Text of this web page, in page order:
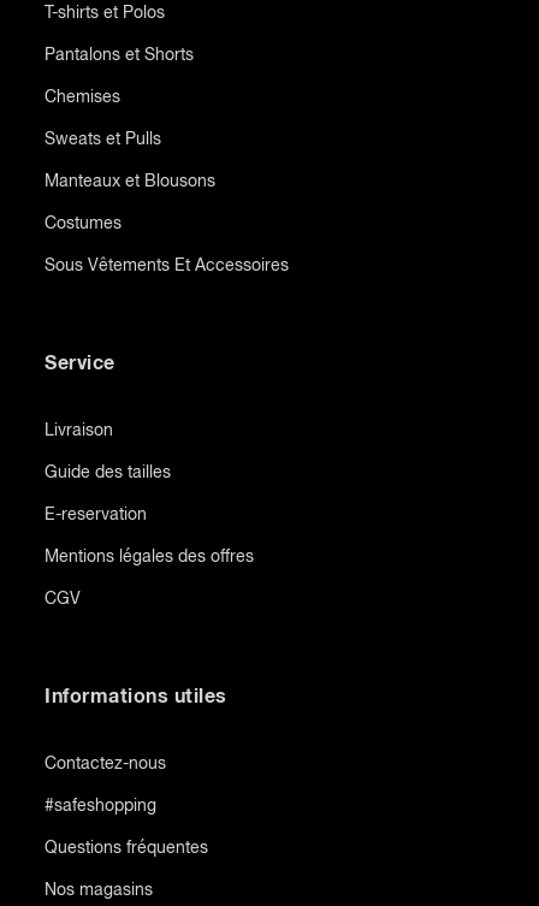
T-shirts et Polos
Pantalons et Shorts
Chemises
Sweats et Pulls
Manteaux et Blousons
Costumes
Sous Vêtements Et Accessoires
Service
Livraison
Guide des tailles
E-reservation
Mentions légales des offres
CGV
Informations utiles
Contactez-nous
#safeshopping
Questions fréquentes
Nos magasins